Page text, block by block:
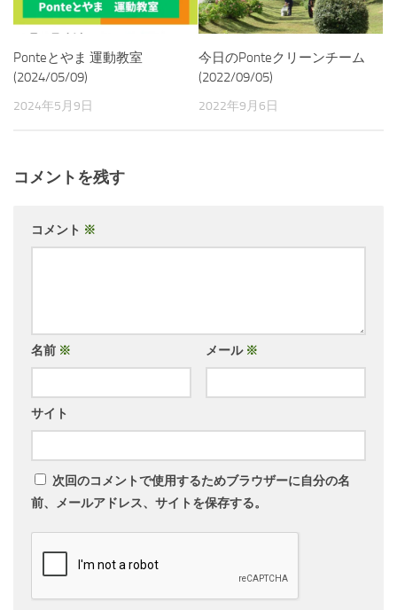
Ponteとやま 運動教室
(2024/05/09)
2024年5月9日
今日のPonteクリーンチーム
(2022/09/05)
2022年9月6日
コメントを残す
コメント ※
名前 ※ メール ※
サイト
次回のコメントで使用するためブラウザーに自分の名
前、メールアドレス、サイトを保存する。